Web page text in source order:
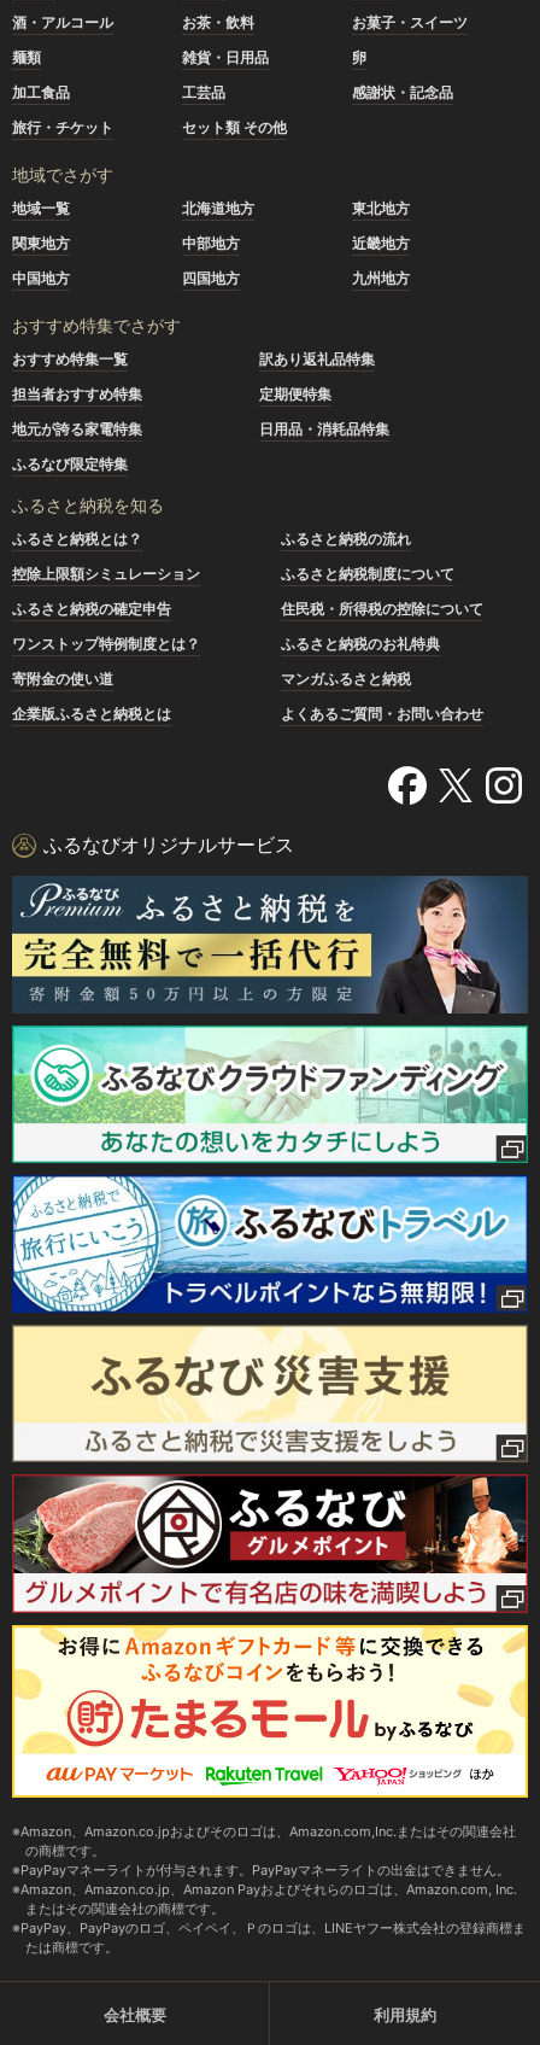
酒・アルコール
お茶・飲料
お菓子・スイーツ
麺類
雑貨・日用品
卵
加工食品
工芸品
感謝状・記念品
旅行・チケット
セット類 その他
地域でさがす
地域一覧 北海道地方
東北地方
関東地方
中部地方
近畿地方
中国地方
四国地方 九州地方
おすすめ特集でさがす
おすすめ特集一覧
訳あり返礼品特集
担当者おすすめ特集
定期便特集
地元が誇る家電特集
日用品・消耗品特集
ふるなび限定特集
ふるさと納税を知る
ふるさと納税とは？
ふるさと納税の流れ
控除上限額シミュレーション
ふるさと納税制度について
ふるさと納税の確定申告
住民税・所得税の控除について
ワンストップ特例制度とは？
ふるさと納税のお礼特典
寄附金の使い道
マンガふるさと納税
企業版ふるさと納税とは
よくあるご質問・お問い合わせ
ふるなびオリジナルサービス
Amazon、Amazon.co.jpおよびそのロゴは、Amazon.com,Inc.またはその関連会社
の商標です。
PayPayマネーライトが付与されます。PayPayマネーライトの出金はできません。
Amazon、Amazon.co.jp、Amazon Payおよびそれらのロゴは、Amazon.com, Inc.
またはその関連会社の商標です。
PayPay、PayPayのロゴ、ペイペイ、Ｐのロゴは、LINEヤフー株式会社の登録商標ま
たは商標です。
会社概要 利用規約